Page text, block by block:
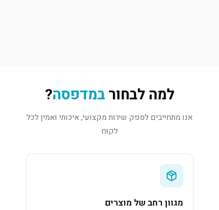
למה לבחורבמדפסה?
אנו מתחייבים לספק שירות מקצועי, איכותי ואמין לכל
לקוח
מגוון רחב של מוצרים